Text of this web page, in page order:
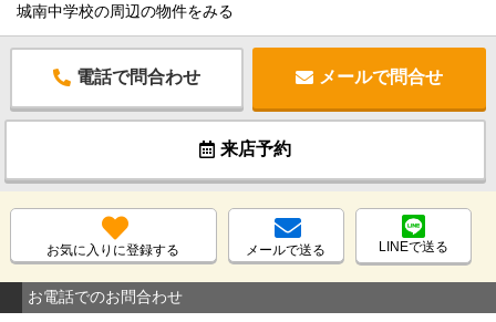
城南中学校の周辺の物件をみる
電話で問合わせ メールで問合せ
来店予約
お気に入りに登録する メールで送る LINEで送る
お電話でのお問合わせ